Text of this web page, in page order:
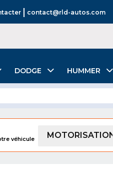
contact@rld-autos.com
DODGE HUMMER
véhicule MOTORISATION